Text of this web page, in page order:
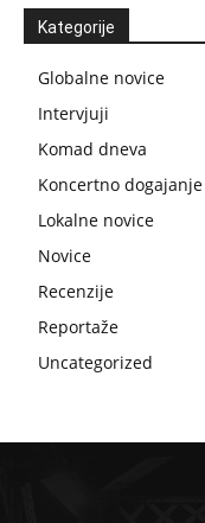
Kategorije
Globalne novice
Intervjuji
Komad dneva
Koncertno dogajanje
Lokalne novice
Novice
Recenzije
Reportaže
Uncategorized